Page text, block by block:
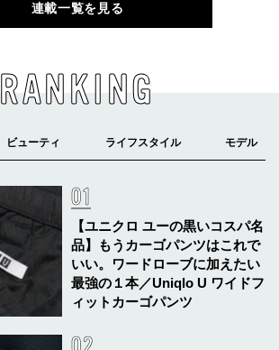
連載一覧を見る
RANKING
【ユニクロ ユーの黒いコスパ名
品】もうカーゴパンツはこれで
いい。ワードローブに加えたい
最強の１本／Uniqlo U ワイドフ
ィットカーゴパンツ